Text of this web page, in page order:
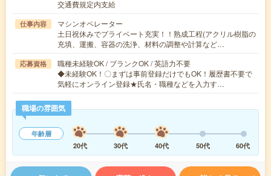
交通費規定内支給
仕事内容
マシンオペレーター
土日祝休みでプライベート充実！！熟成工程(アクリル樹脂の
充填、運搬、容器の洗浄、材料の調整や計算など…
応募資格
職種未経験OK / ブランクOK / 英語力不要
◆未経験OK！〇まずは事前登録だけでもOK！履歴書不要で
気軽にオンライン登録★氏名・職種などを入力す…
職場の雰囲気
年齢層
20代
30代 40代 50代 60代